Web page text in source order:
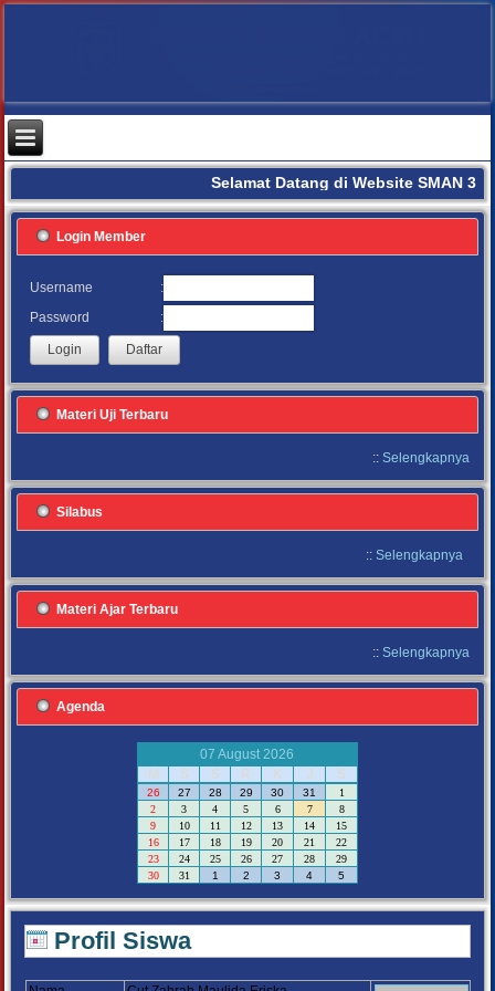
Selamat Datang di Website SMAN 3
Login Member
Username
:
Password
:
Materi Uji Terbaru
:: Selengkapnya
Silabus
:: Selengkapnya
Materi Ajar Terbaru
:: Selengkapnya
Agenda
07 August 2026
M
S S R K J S
26 27 28 29 30 31
1
2
3 4 5 6 7
8
9
10 11 12 13 14
15
16
17 18 19 20 21
22
23
24 25 26 27 28
29
30
31 1 2 3 4 5
Profil Siswa